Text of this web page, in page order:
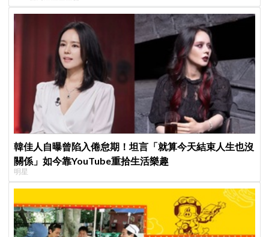
韓佳人自曝曾陷入倦怠期！坦言「就算今天結束人生也沒
關係」如今靠YouTube重拾生活樂趣
明星